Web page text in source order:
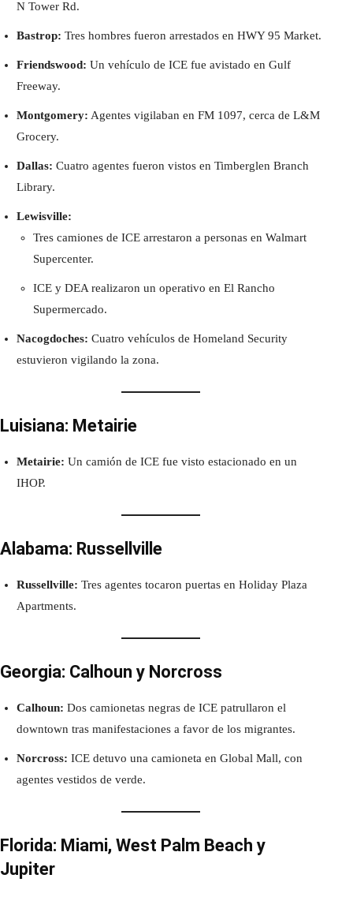
N Tower Rd.
Bastrop: Tres hombres fueron arrestados en HWY 95 Market.
Friendswood: Un vehículo de ICE fue avistado en Gulf
Freeway.
Montgomery: Agentes vigilaban en FM 1097, cerca de L&M
Grocery.
Dallas: Cuatro agentes fueron vistos en Timberglen Branch
Library.
Lewisville:
Tres camiones de ICE arrestaron a personas en Walmart
Supercenter.
ICE y DEA realizaron un operativo en El Rancho
Supermercado.
Nacogdoches: Cuatro vehículos de Homeland Security
estuvieron vigilando la zona.
Luisiana: Metairie
Metairie: Un camión de ICE fue visto estacionado en un
IHOP.
Alabama: Russellville
Russellville: Tres agentes tocaron puertas en Holiday Plaza
Apartments.
Georgia: Calhoun y Norcross
Calhoun: Dos camionetas negras de ICE patrullaron el
downtown tras manifestaciones a favor de los migrantes.
Norcross: ICE detuvo una camioneta en Global Mall, con
agentes vestidos de verde.
Florida: Miami, West Palm Beach y
Jupiter